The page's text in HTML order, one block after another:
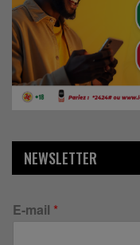
NEWSLETTER
E-mail *